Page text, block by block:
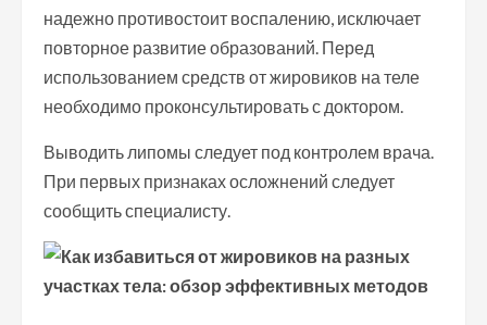
надежно противостоит воспалению, исключает
повторное развитие образований. Перед
использованием средств от жировиков на теле
необходимо проконсультировать с доктором.
Выводить липомы следует под контролем врача.
При первых признаках осложнений следует
сообщить специалисту.